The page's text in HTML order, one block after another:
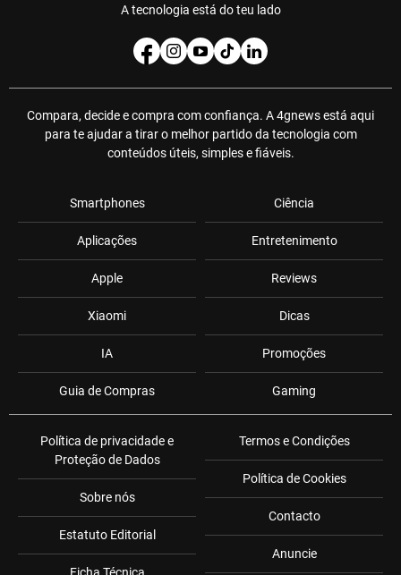
A tecnologia está do teu lado
Compara, decide e compra com confiança. A 4gnews está aqui
para te ajudar a tirar o melhor partido da tecnologia com
conteúdos úteis, simples e fiáveis.
Smartphones
Aplicações
Apple
Xiaomi
IA
Guia de Compras
Ciência
Entretenimento
Reviews
Dicas
Promoções
Gaming
Política de privacidade e
Proteção de Dados
Sobre nós
Estatuto Editorial
Ficha Técnica
Termos e Condições
Política de Cookies
Contacto
Anuncie